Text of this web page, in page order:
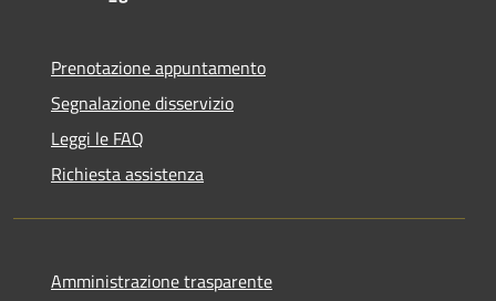
Prenotazione appuntamento
Segnalazione disservizio
Leggi le FAQ
Richiesta assistenza
Amministrazione trasparente